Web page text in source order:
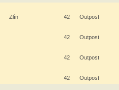
Zlín 42 Outpost
42 Outpost
42 Outpost
42 Outpost